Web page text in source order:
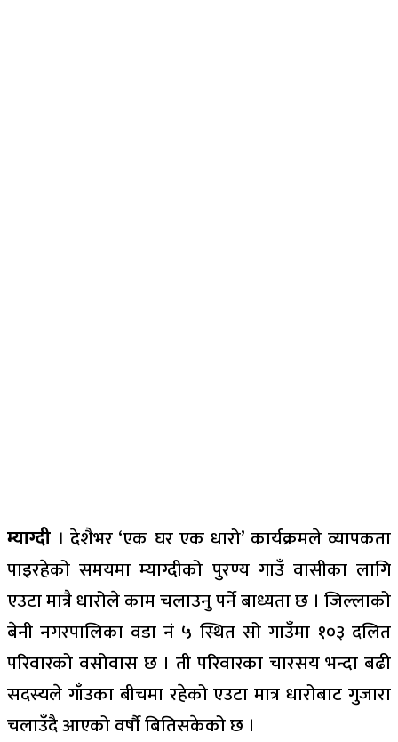
म्याग्दी । देशैभर ‘एक घर एक धारो’ कार्यक्रमले व्यापकता
पाइरहेको समयमा म्याग्दीको पुरण्य गाउँ वासीका लागि
एउटा मात्रै धारोले काम चलाउनु पर्ने बाध्यता छ । जिल्लाको
बेनी नगरपालिका वडा नं ५ स्थित सो गाउँमा १०३ दलित
परिवारको वसोवास छ । ती परिवारका चारसय भन्दा बढी
सदस्यले गाँउका बीचमा रहेको एउटा मात्र धारोबाट गुजारा
चलाउँदै आएको वर्षौ बितिसकेको छ ।